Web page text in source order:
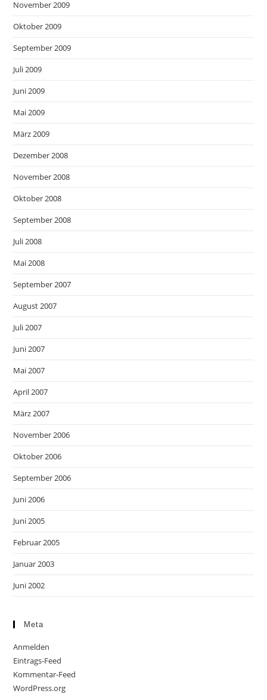
November 2009
Oktober 2009
September 2009
Juli 2009
Juni 2009
Mai 2009
März 2009
Dezember 2008
November 2008
Oktober 2008
September 2008
Juli 2008
Mai 2008
September 2007
August 2007
Juli 2007
Juni 2007
Mai 2007
April 2007
März 2007
November 2006
Oktober 2006
September 2006
Juni 2006
Juni 2005
Februar 2005
Januar 2003
Juni 2002
Meta
Anmelden
Eintrags-Feed
Kommentar-Feed
WordPress.org